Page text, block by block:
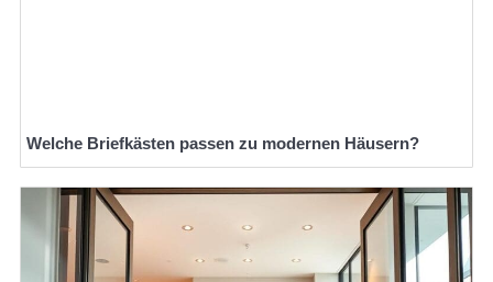
Welche Briefkästen passen zu modernen Häusern?